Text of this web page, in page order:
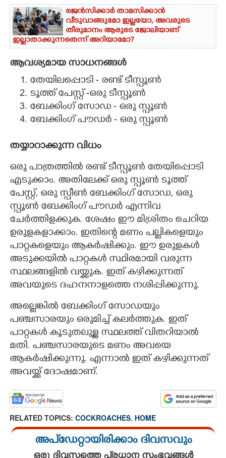
ജെൻസിക്കാർ താമസിക്കാൻ
വീടുവാങ്ങുമോ ഇല്ലയോ, അവരുടെ
തീരുമാനം ആരുടെ ജോലിയാണ്
ഇല്ലാതാക്കുന്നതെന്ന് അറിയാമോ?
ആവശ്യമായ സാധനങ്ങൾ
തേയിലപ്പൊടി - രണ്ട് ടീസ്പൂൺ
ടൂത്ത് പേസ്റ്റ് -ഒരു ടീസ്പൂൺ
ബേക്കിംഗ് സോഡ - ഒരു സ്പൂൺ
ബേക്കിംഗ് പൗഡർ - ഒരു സ്പൂൺ
തയ്യാറാക്കുന്ന വിധം
ഒരു പാത്രത്തിൽ രണ്ട് ടീസ്പൂൺ തേയിപ്പൊടി
എടുക്കാം. അതിലേക്ക് ഒരു സ്പൂൺ ടൂത്ത്
പേസ്റ്റ്, ഒരു സ്പീൺ ബേക്കിംഗ് സോഡ, ഒരു
സ്പൂൺ ബേക്കിംഗ് പൗഡർ എന്നിവ
ചേർത്തിളക്കുക. ശേഷം ഈ മിശ്രിതം ചെറിയ
ഉരുളകളാക്കാം. ഇതിന്റെ മണം പല്ലികളെയും
പാറ്റകളെയും ആകർഷിക്കും. ഈ ഉരുളകൾ
അടുക്കയിൽ പാറ്റകൾ സ്ഥിരമായി വരുന്ന
സ്ഥലങ്ങളിൽ വയ്ക്കുക. ഇത് കഴിക്കുന്നത്
അവയുടെ ദഹനനാളത്തെ നശിപ്പിക്കുന്നു.
അല്ലെങ്കിൽ ബേക്കിംഗ് സോഡയും
പഞ്ചസാരയും ഒരുമിച്ച് കലർത്തുക. ഇത്
പാറ്റകൾ കൂടുതലുള്ള സ്ഥലത്ത് വിതറിയാൽ
മതി. പഞ്ചസാരയുടെ മണം അവയെ
ആകർഷിക്കുന്നു. എന്നാൽ ഇത് കഴിക്കുന്നത്
അവയ്ക്ക് ദോഷമാണ്.
RELATED TOPICS: COCKROACHES, HOME
അപ്ഡേറ്റായിരിക്കാം ദിവസവും
ഒരു ദിവസത്തെ പ്രധാന സംഭവങ്ങൾ